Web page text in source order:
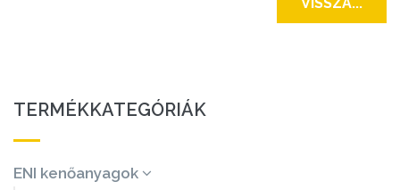
TERMÉKKATEGÓRIÁK
ENI kenőanyagok